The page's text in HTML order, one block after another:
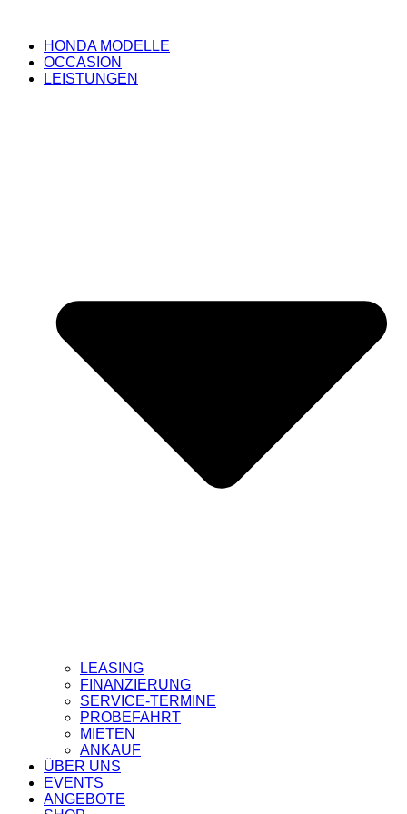
HONDA MODELLE
OCCASION
LEISTUNGEN
LEASING
FINANZIERUNG
SERVICE-TERMINE
PROBEFAHRT
MIETEN
ANKAUF
ÜBER UNS
EVENTS
ANGEBOTE